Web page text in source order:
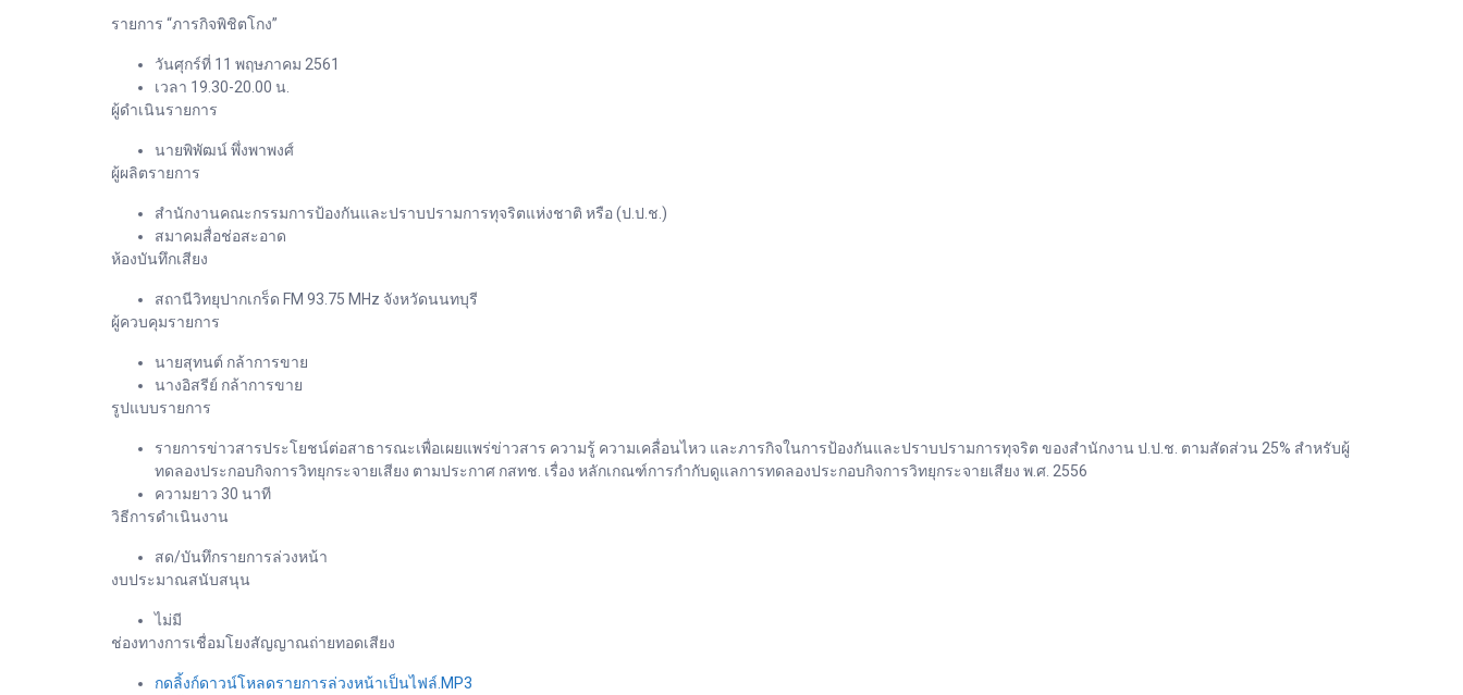
รายการ “ภารกิจพิชิตโกง”
วันศุกร์ที่ 11 พฤษภาคม 2561
เวลา 19.30-20.00 น.
ผู้ดำเนินรายการ
นายพิพัฒน์ พึ่งพาพงศ์
ผู้ผลิตรายการ
สำนักงานคณะกรรมการป้องกันและปราบปรามการทุจริตแห่งชาติ หรือ (ป.ป.ช.)
สมาคมสื่อช่อสะอาด
ห้องบันทึกเสียง
สถานีวิทยุปากเกร็ด FM 93.75 MHz จังหวัดนนทบุรี
ผู้ควบคุมรายการ
นายสุทนต์ กล้าการขาย
นางอิสรีย์ กล้าการขาย
รูปแบบรายการ
รายการข่าวสารประโยชน์ต่อสาธารณะเพื่อเผยแพร่ข่าวสาร ความรู้ ความเคลื่อนไหว และภารกิจในการป้องกันและปราบปรามการทุจริต ของสำนักงาน ป.ป.ช. ตามสัดส่วน 25% สำหรับผู้
ทดลองประกอบกิจการวิทยุกระจายเสียง ตามประกาศ กสทช. เรื่อง หลักเกณฑ์การกำกับดูแลการทดลองประกอบกิจการวิทยุกระจายเสียง พ.ศ. 2556
ความยาว 30 นาที
วิธีการดำเนินงาน
สด/บันทึกรายการล่วงหน้า
งบประมาณสนับสนุน
ไม่มี
ช่องทางการเชื่อมโยงสัญญาณถ่ายทอดเสียง
กดลิ้งก์ดาวน์โหลดรายการล่วงหน้าเป็นไฟล์.MP3